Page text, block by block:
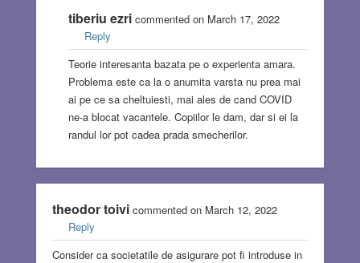
tiberiu ezricommented on March 17, 2022
Reply
Teorie interesanta bazata pe o experienta amara.
Problema este ca la o anumita varsta nu prea mai
ai pe ce sa cheltuiesti, mai ales de cand COVID
ne-a blocat vacantele. Copiilor le dam, dar si ei la
randul lor pot cadea prada smecherilor.
theodor toivicommented on March 12, 2022
Reply
Consider ca societatile de asigurare pot fi introduse in